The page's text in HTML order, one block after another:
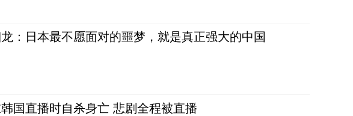
：日本最不愿面对的噩梦，就是真正强大的中国
国直播时自杀身亡 悲剧全程被直播